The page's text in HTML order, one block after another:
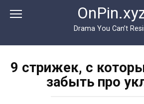
Drama You Can’t
9 стрижек, с
забыть про